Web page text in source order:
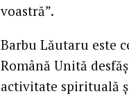
voastră”.
Barbu Lăutaru este
Română Unită
activitate spirituală